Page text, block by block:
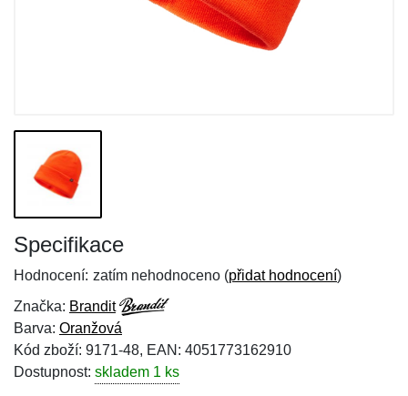
Specifikace
Hodnocení: zatím nehodnoceno (přidat hodnocení)
Značka: Brandit
Barva: Oranžová
Kód zboží: 9171-48, EAN: 4051773162910
Dostupnost: skladem 1 ks